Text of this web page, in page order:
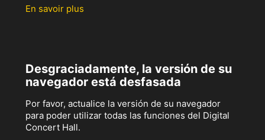
En savoir plus
Desgraciadamente, la versión de su
navegador está desfasada
Por favor, actualice la versión de su navegador
para poder utilizar todas las funciones del Digital
Concert Hall.